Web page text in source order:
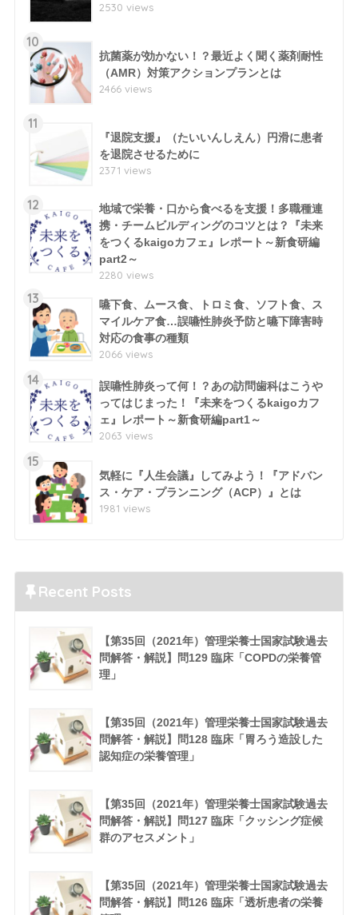
2530 views
10
抗菌薬が効かない！？最近よく聞く薬剤耐性
（AMR）対策アクションプランとは
2466 views
11
『退院支援』（たいいんしえん）円滑に患者
を退院させるために
2371 views
12
地域で栄養・口から食べるを支援！多職種連
携・チームビルディングのコツとは？『未来
をつくるkaigoカフェ』レポート～新食研編
part2～
2280 views
13
嚥下食、ムース食、トロミ食、ソフト食、ス
マイルケア食…誤嚥性肺炎予防と嚥下障害時
対応の食事の種類
2066 views
14
誤嚥性肺炎って何！？あの訪問歯科はこうや
ってはじまった！『未来をつくるkaigoカフ
ェ』レポート～新食研編part1～
2063 views
15
気軽に『人生会議』してみよう！『アドバン
ス・ケア・プランニング（ACP）』とは
1981 views
Recent Posts
【第35回（2021年）管理栄養士国家試験過去
問解答・解説】問129 臨床「COPDの栄養管
理」
【第35回（2021年）管理栄養士国家試験過去
問解答・解説】問128 臨床「胃ろう造設した
認知症の栄養管理」
【第35回（2021年）管理栄養士国家試験過去
問解答・解説】問127 臨床「クッシング症候
群のアセスメント」
【第35回（2021年）管理栄養士国家試験過去
問解答・解説】問126 臨床「透析患者の栄養